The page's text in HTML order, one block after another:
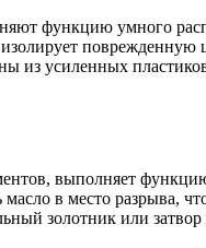
функцию умного
поврежденную
из усиленных
выполняет
в место разрыва,
золотник или